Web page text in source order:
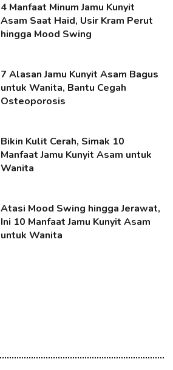
4 Manfaat Minum Jamu Kunyit
Asam Saat Haid, Usir Kram Perut
hingga Mood Swing
7 Alasan Jamu Kunyit Asam Bagus
untuk Wanita, Bantu Cegah
Osteoporosis
Bikin Kulit Cerah, Simak 10
Manfaat Jamu Kunyit Asam untuk
Wanita
Atasi Mood Swing hingga Jerawat,
Ini 10 Manfaat Jamu Kunyit Asam
untuk Wanita